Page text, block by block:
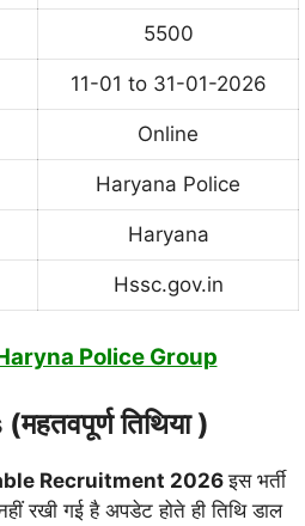
5500
11-01 to 31-01-2026
Online
Haryana Police
Haryana
Hssc.gov.in
Police Group
तिथिया )
Recruitment 2026इस भर्ती
रखी गई है अपडेट होते ही तिथि डाल